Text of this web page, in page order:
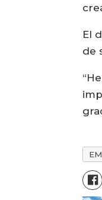
El
de